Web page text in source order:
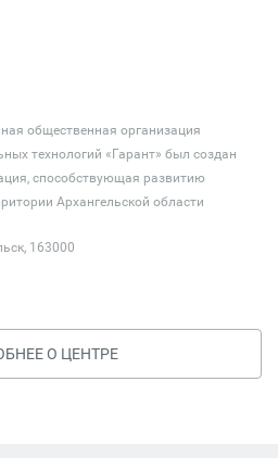
общественная организация
технологий «Гарант» был создан
способствующая развитию
Архангельской области
163000
О ЦЕНТРЕ